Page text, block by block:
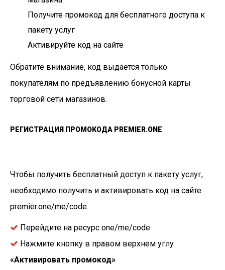
Получите промокод для бесплатного доступа к
пакету услуг
Активируйте код на сайте
Обратите внимание, код выдается только
покупателям по предъявлению бонусной карты
торговой сети магазинов.
РЕГИСТРАЦИЯ ПРОМОКОДА PREMIER.ONE
Чтобы получить бесплатный доступ к пакету услуг,
необходимо получить и активировать код на сайте
premier.one/me/code.
Перейдите на ресурс one/me/code
Нажмите кнопку в правом верхнем углу
«Активировать промокод»